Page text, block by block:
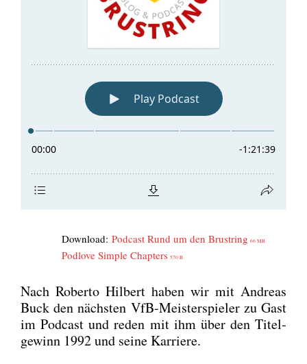
Down­load: Pod­cast Rund um den Brust­ring 66 MB
Pod­l­ove Simp­le Chap­ters 570 B
Nach Rober­to Hil­bert haben wir mit Andre­as
Buck den nächs­ten VfB-Meis­ter­spie­ler zu Gast
im Pod­cast und reden mit ihm über den Titel­
ge­winn 1992 und sei­ne Kar­rie­re.